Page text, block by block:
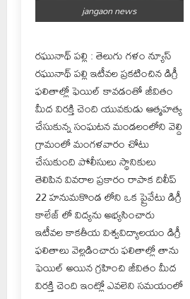
jangaon news
రఘునాథ్ పల్లి : తెలుగు గళం న్యూస్
రఘునాథ్ పల్లి ఇటీవల ప్రకటించిన డిగ్రీ
ఫలితాల్లో ఫెయిల్ కావడంతో జీవితం
మీద విరక్తి చెంది యువకుడు ఆత్మహత్య
చేసుకున్న సంఘటన మండలంలోని వెల్ది
గ్రామంలో మంగళవారం చోటు
చేసుకుంది పోలీసులు స్థానికులు
తెలిపిన వివరాల ప్రకారం రాపాక దిలీప్
22 హనుమకొండ లోని ఒక ప్రైవేటు డిగ్రీ
కాలేజ్ లో విద్యను అభ్యసించారు
ఇటీవల కాకతీయ విశ్వవిద్యాలయం డిగ్రీ
ఫలితాలు వెల్లడించారు ఫలితాల్లో తాను
ఫెయిల్ అయిన గ్రహించి జీవితం మీద
విరక్తి చెంది ఇంట్లో ఎవలెని సమయంలో